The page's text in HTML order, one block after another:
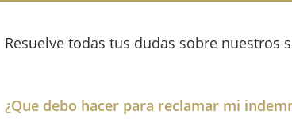
Resuelve todas tus dudas sobre nuestros
¿Que debo hacer para reclamar mi